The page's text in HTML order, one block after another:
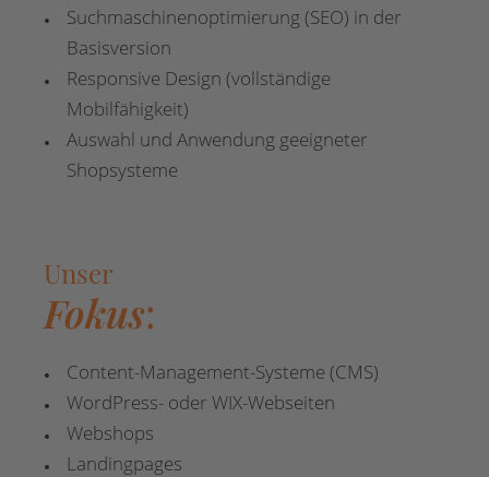
Suchmaschinenoptimierung (SEO) in der
Basisversion
Responsive Design (vollständige
Mobilfähigkeit)
Auswahl und Anwendung geeigneter
Shopsysteme
Unser
Fokus:
Content-Management-Systeme (CMS)
WordPress- oder WIX-Webseiten
Webshops
Landingpages